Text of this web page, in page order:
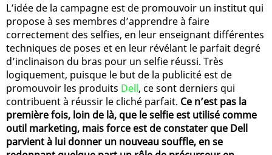
L’idée de la campagne est de promouvoir un institut qui
propose à ses membres d’apprendre à faire
correctement des selfies, en leur enseignant différentes
techniques de poses et en leur révélant le parfait degré
d’inclinaison du bras pour un selfie réussi. Très
logiquement, puisque le but de la publicité est de
promouvoir les produits Dell, ce sont derniers qui
contribuent à réussir le cliché parfait. Ce n’est pas la
première fois, loin de là, que le selfie est utilisé comme
outil marketing, mais force est de constater que Dell
parvient à lui donner un nouveau souffle, en se